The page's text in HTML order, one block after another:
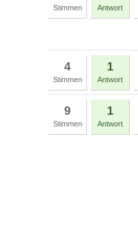
Stimmen Antwort
4
Stimmen
1
Antwort
9
Stimmen
1
Antwort